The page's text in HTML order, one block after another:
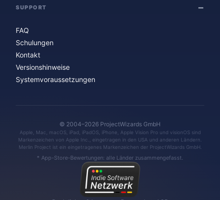
SUPPORT
FAQ
Schulungen
Kontakt
Versionshinweise
Systemvoraussetzungen
© 2004–2026 ProjectWizards GmbH
Apple, Mac, macOS, iPad, iPadOS, iPhone, Apple Vision Pro und visionOS sind
Markenzeichen von Apple Inc., eingetragen in den USA und anderen Ländern.
Merlin Project ist ein eingetragenes Markenzeichen der ProjectWizards GmbH.
* App-Store-Bewertungen: alle Länder zusammengefasst.